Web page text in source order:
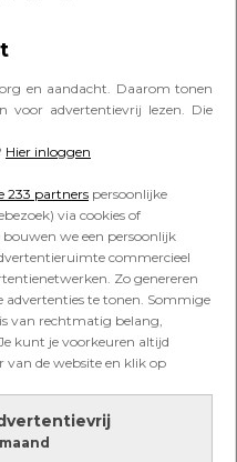
en aandacht. Daarom tonen
voor advertentievrij lezen. Die
Hier inloggen
233 partners persoonlijke
via cookies of
we een persoonlijk
commercieel
Zo genereren
advertenties te tonen. Sommige
van rechtmatig belang,
kunt je voorkeuren altijd
van de website en klik op
‘Zoals je hoort, ik
‘Dit is geen truc
in te krijgen,
‘Zie je ook wat
met onze